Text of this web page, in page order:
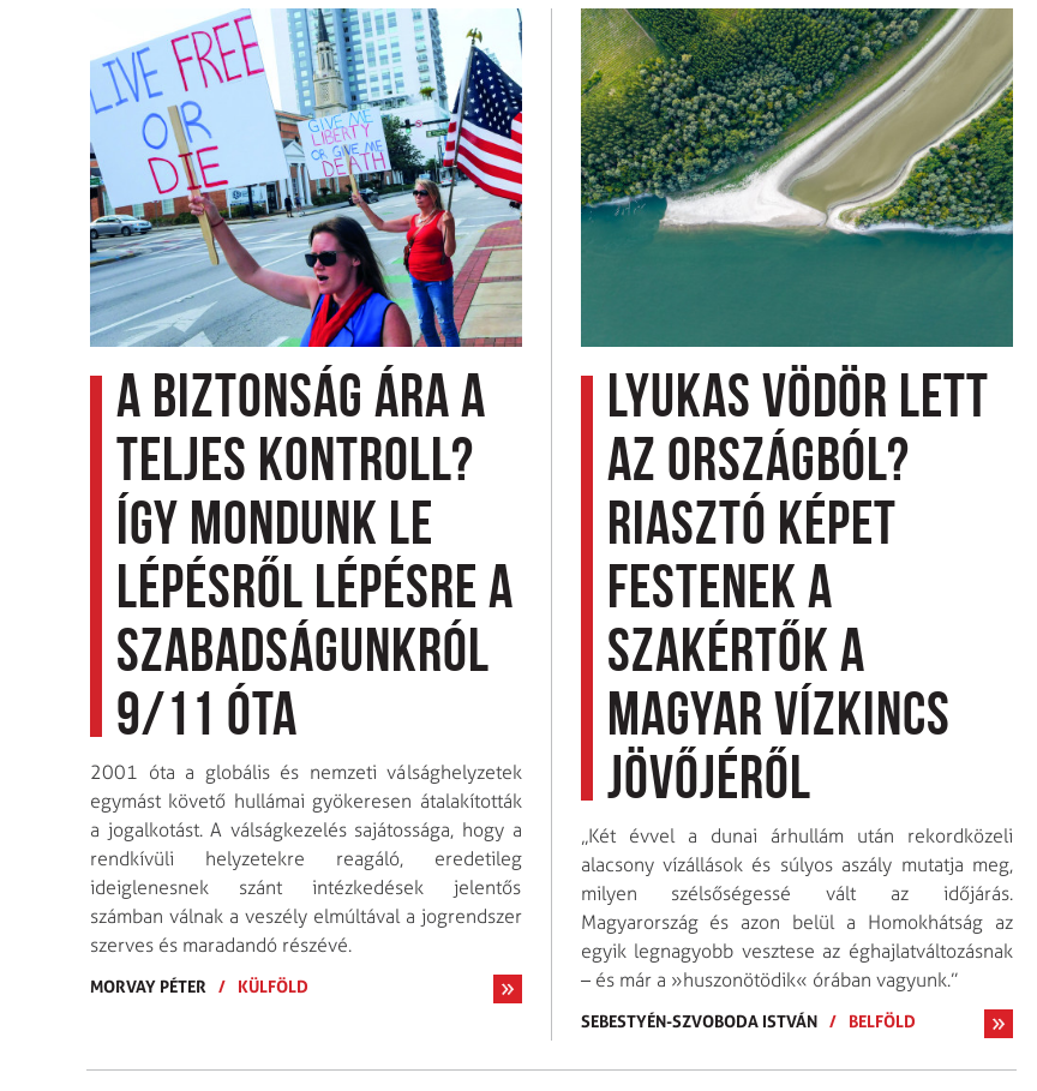
A biztonság ára a
teljes kontroll?
Így mondunk le
lépésről lépésre a
szabadságunkról
9/11 óta
2001 óta a globális és nemzeti válsághelyzetek
egymást követő hullámai gyökeresen átalakították
a jogalkotást. A válságkezelés sajátossága, hogy a
rendkívüli helyzetekre reagáló, eredetileg
ideiglenesnek szánt intézkedések jelentős
számban válnak a veszély elmúltával a jogrendszer
szerves és maradandó részévé.
MORVAY PÉTER / KÜLFÖLD
Lyukas vödör lett
az országból?
Riasztó képet
festenek a
szakértők a
magyar vízkincs
jövőjéről
„Két évvel a dunai árhullám után rekordközeli
alacsony vízállások és súlyos aszály mutatja meg,
milyen szélsőségessé vált az időjárás.
Magyarország és azon belül a Homokhátság az
egyik legnagyobb vesztese az ég­hajlatváltozásnak
– és már a »huszon­ötödik« órában vagyunk.”
SEBESTYÉN-SZVOBODA ISTVÁN / BELFÖLD